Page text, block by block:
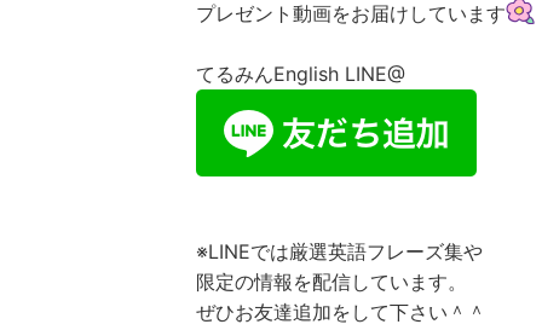
プレゼント動画をお届けしています
てるみんEnglish LINE@
※LINEでは厳選英語フレーズ集や
限定の情報を配信しています。
ぜひお友達追加をして下さい＾＾